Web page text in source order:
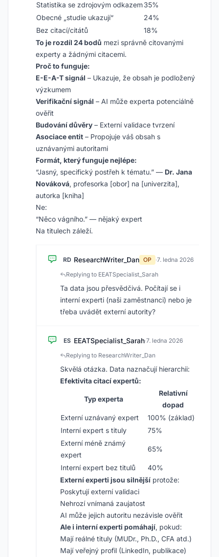
Statistika se zdrojovým odkazem35%
Obecné „studie ukazují“
24%
Bez citací/citátů
18%
To je rozdíl 24 bodů mezi správně citovanými
experty a žádnými citacemi.
Proč to funguje:
E-E-A-T signál – Ukazuje, že obsah je podložený
výzkumem
Verifikační signál – AI může experta potenciálně
ověřit
Budování důvěry – Externí validace tvrzení
Asociace entit – Propojuje váš obsah s
uznávanými autoritami
Formát, který funguje nejlépe:
“Jasný, specifický postřeh k tématu.” — Dr. Jana
Nováková, profesorka [obor] na [univerzita],
autorka [kniha]
Ne:
“Něco vágního.” — nějaký expert
Na titulech záleží.
RD ResearchWriter_Dan OP ·7. ledna 2026
Replying to EEATSpecialist_Sarah
Ta data jsou přesvědčivá. Počítají se i
interní experti (naši zaměstnanci) nebo je
třeba uvádět externí autority?
ES EEATSpecialist_Sarah·7. ledna 2026
Replying to ResearchWriter_Dan
Skvělá otázka. Data naznačují hierarchii:
Efektivita citací expertů:
Typ experta
Relativní
dopad
Externí uznávaný expert
100% (základ)
Interní expert s tituly
75%
Externí méně známý
expert
65%
Interní expert bez titulů
40%
Externí experti jsou silnější protože:
Poskytují externí validaci
Nehrozí vnímaná zaujatost
AI může jejich autoritu nezávisle ověřit
Ale i interní experti pomáhají, pokud:
Mají reálné tituly (MUDr., Ph.D., CFA atd.)
Mají veřejný profil (LinkedIn, publikace)